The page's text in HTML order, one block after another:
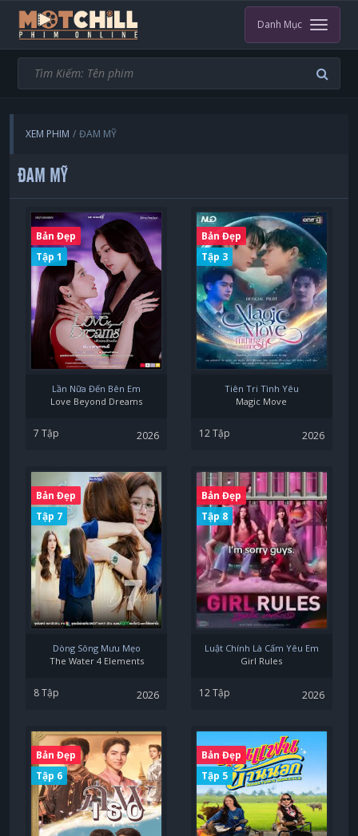
Danh Mục
XEM PHIM ĐAM MỸ
ĐAM MỸ
Bản Đẹp
Tập 1
Lần Nữa Đến Bên Em
Love Beyond Dreams
7 Tập 2026
Bản Đẹp
Tập 3
Tiên Tri Tình Yêu
Magic Move
12 Tập 2026
Bản Đẹp
Tập 7
Dòng Sông Mưu Mẹo
The Water 4 Elements
8 Tập 2026
Bản Đẹp
Tập 8
Luật Chính Là Cấm Yêu Em
Girl Rules
12 Tập 2026
Bản Đẹp
Tập 6
Bản Đẹp
Tập 5